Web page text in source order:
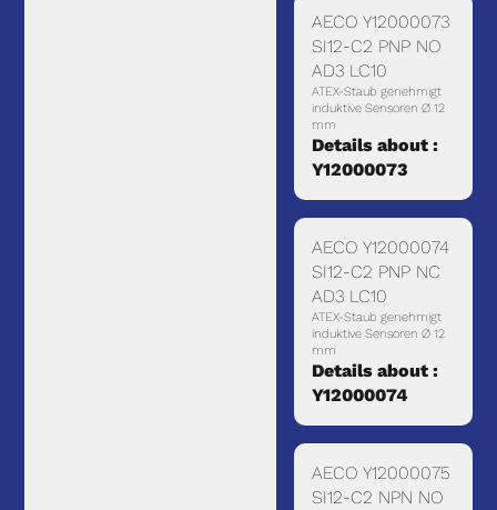
AECO Y12000073
SI12-C2 PNP NO
AD3 LC10
ATEX-Staub genehmigt
induktive Sensoren Ø 12
mm
Details about :
Y12000073
AECO Y12000074
SI12-C2 PNP NC
AD3 LC10
ATEX-Staub genehmigt
induktive Sensoren Ø 12
mm
Details about :
Y12000074
AECO Y12000075
SI12-C2 NPN NO